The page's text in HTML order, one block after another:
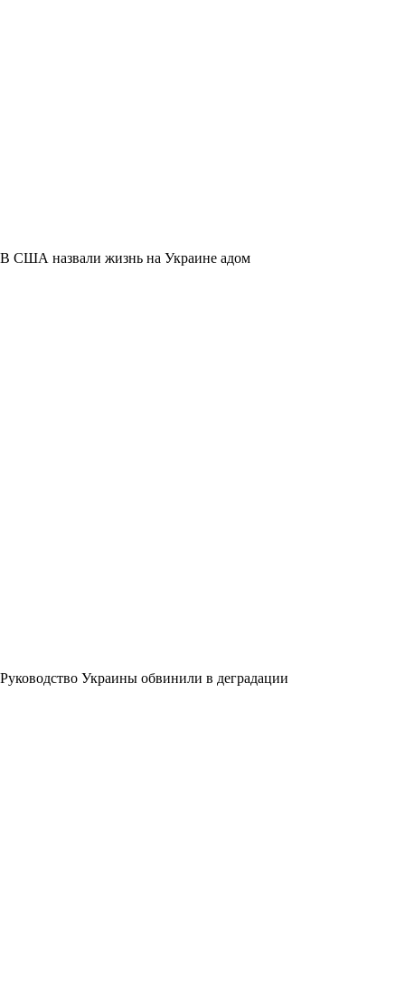
В США назвали жизнь на Украине адом
Руководство Украины обвинили в деградации